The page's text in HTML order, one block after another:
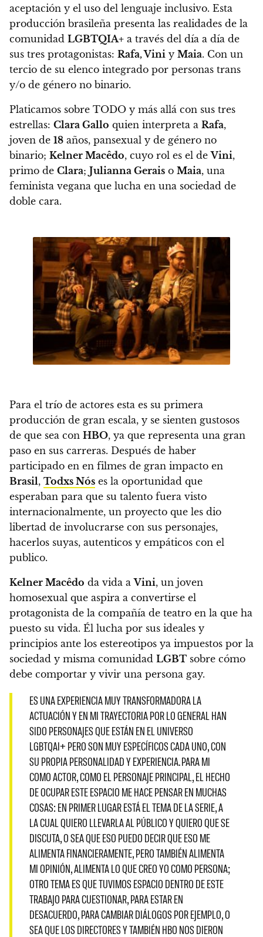
aceptación y el uso del lenguaje inclusivo. Esta
producción brasileña presenta las realidades de la
comunidad LGBTQIA+ a través del día a día de
sus tres protagonistas: Rafa, Vini y Maia. Con un
tercio de su elenco integrado por personas trans
y/o de género no binario.
Platicamos sobre TODO y más allá con sus tres
estrellas: Clara Gallo quien interpreta a Rafa,
joven de 18 años, pansexual y de género no
binario; Kelner Macêdo, cuyo rol es el deVini,
primo de Clara; Julianna Gerais o Maia, una
feminista vegana que lucha en una sociedad de
doble cara.
Para el trío de actores esta es su primera
producción de gran escala, y se sienten gustosos
de que sea con HBO, ya que representa una gran
paso en sus carreras. Después de haber
participado en en filmes de gran impacto en
Brasil, Todxs Nós es la oportunidad que
esperaban para que su talento fuera visto
internacionalmente, un proyecto que les dio
libertad de involucrarse con sus personajes,
hacerlos suyas, autenticos y empáticos con el
publico.
Kelner Macêdo da vida aVini, un joven
homosexual que aspira a convertirse el
protagonista de la compañía de teatro en la que ha
puesto su vida. Él lucha por sus ideales y
principios ante los estereotipos ya impuestos por la
sociedad y misma comunidad LGBT sobre cómo
debe comportar y vivir una persona gay.
ES UNA EXPERIENCIA MUY TRANSFORMADORA LA
ACTUACIÓN Y EN MI TRAYECTORIA POR LO GENERAL HAN
SIDO PERSONAJES QUE ESTÁN EN EL UNIVERSO
LGBTQAI+ PERO SON MUY ESPECÍFICOS CADA UNO, CON
SU PROPIA PERSONALIDAD Y EXPERIENCIA. PARA MI
COMO ACTOR, COMO EL PERSONAJE PRINCIPAL, EL HECHO
DE OCUPAR ESTE ESPACIO ME HACE PENSAR EN MUCHAS
COSAS: EN PRIMER LUGAR ESTÁ EL TEMA DE LA SERIE, A
LA CUAL QUIERO LLEVARLA AL PÚBLICO Y QUIERO QUE SE
DISCUTA, O SEA QUE ESO PUEDO DECIR QUE ESO ME
ALIMENTA FINANCIERAMENTE, PERO TAMBIÉN ALIMENTA
MI OPINIÓN, ALIMENTA LO QUE CREO YO COMO PERSONA;
OTRO TEMA ES QUE TUVIMOS ESPACIO DENTRO DE ESTE
TRABAJO PARA CUESTIONAR, PARA ESTAR EN
DESACUERDO, PARA CAMBIAR DIÁLOGOS POR EJEMPLO, O
SEA QUE LOS DIRECTORES Y TAMBIÉN HBO NOS DIERON